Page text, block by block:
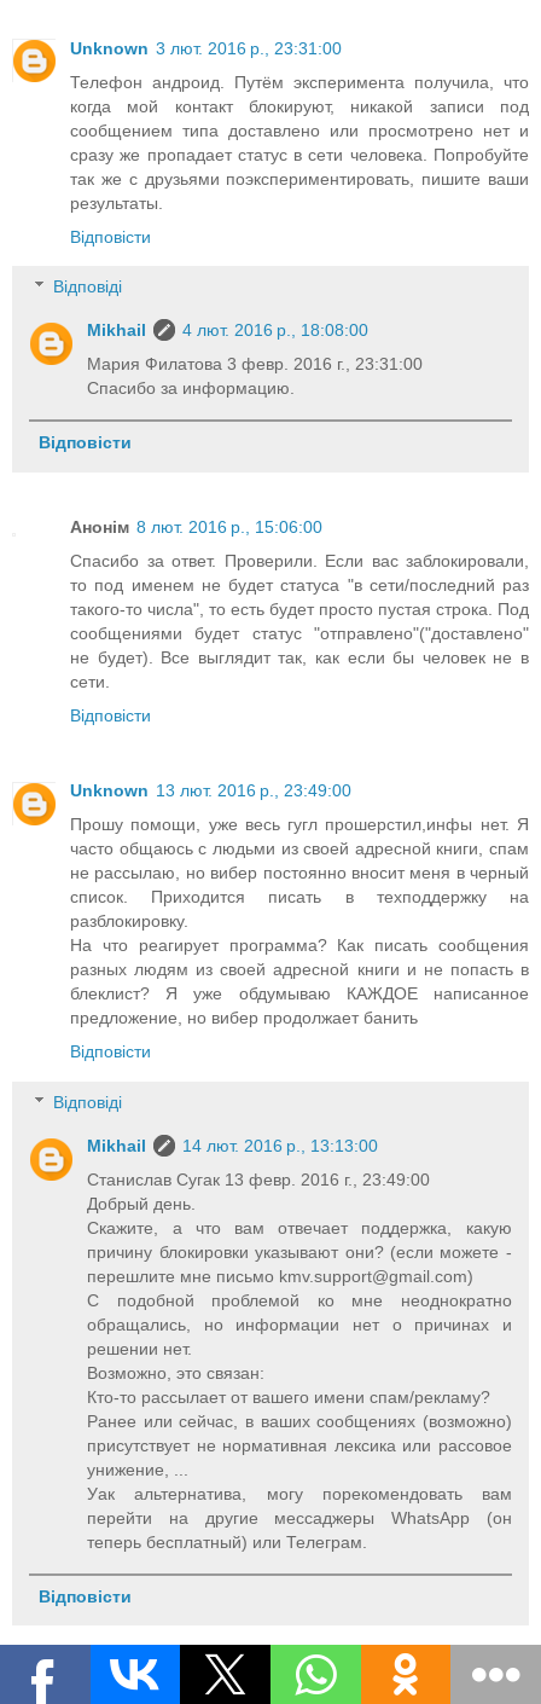
Unknown 3 лют. 2016 р., 23:31:00
Телефон андроид. Путём эксперимента получила, что
когда мой контакт блокируют, никакой записи под
сообщением типа доставлено или просмотрено нет и
сразу же пропадает статус в сети человека. Попробуйте
так же с друзьями поэкспериментировать, пишите ваши
результаты.
Відповісти
Відповіді
Mikhail
4 лют. 2016 р., 18:08:00
Мария Филатова 3 февр. 2016 г., 23:31:00
Спасибо за информацию.
Відповісти
Анонім 8 лют. 2016 р., 15:06:00
Спасибо за ответ. Проверили. Если вас заблокировали,
то под именем не будет статуса "в сети/последний раз
такого-то числа", то есть будет просто пустая строка. Под
сообщениями будет статус "отправлено"("доставлено"
не будет). Все выглядит так, как если бы человек не в
сети.
Відповісти
Unknown 13 лют. 2016 р., 23:49:00
Прошу помощи, уже весь гугл прошерстил,инфы нет. Я
часто общаюсь с людьми из своей адресной книги, спам
не рассылаю, но вибер постоянно вносит меня в черный
список. Приходится писать в техподдержку на
разблокировку.
На что реагирует программа? Как писать сообщения
разных людям из своей адресной книги и не попасть в
блеклист? Я уже обдумываю КАЖДОЕ написанное
предложение, но вибер продолжает банить
Відповісти
Відповіді
Mikhail
14 лют. 2016 р., 13:13:00
Станислав Сугак 13 февр. 2016 г., 23:49:00
Добрый день.
Скажите, а что вам отвечает поддержка, какую
причину блокировки указывают они? (если можете -
перешлите мне письмо kmv.support@gmail.com)
С подобной проблемой ко мне неоднократно
обращались, но информации нет о причинах и
решении нет.
Возможно, это связан:
Кто-то рассылает от вашего имени спам/рекламу?
Ранее или сейчас, в ваших сообщениях (возможно)
присутствует не нормативная лексика или рассовое
унижение, ...
Уак альтернатива, могу порекомендовать вам
перейти на другие мессаджеры WhatsApp (он
теперь бесплатный) или Телеграм.
Відповісти
Unknown 14 лют. 2016 р., 19:53:00